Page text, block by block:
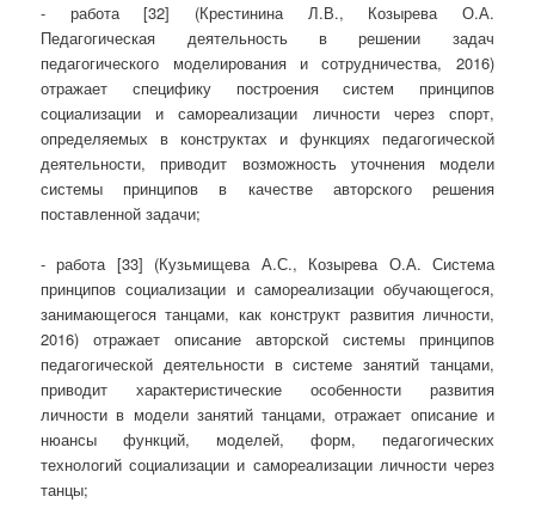
- работа [32] (Крестинина Л.В., Козырева О.А.
Педагогическая деятельность в решении задач
педагогического моделирования и сотрудничества, 2016)
отражает специфику построения систем принципов
социализации и самореализации личности через спорт,
определяемых в конструктах и функциях педагогической
деятельности, приводит возможность уточнения модели
системы принципов в качестве авторского решения
поставленной задачи;
- работа [33] (Кузьмищева А.С., Козырева О.А. Система
принципов социализации и самореализации обучающегося,
занимающегося танцами, как конструкт развития личности,
2016) отражает описание авторской системы принципов
педагогической деятельности в системе занятий танцами,
приводит характеристические особенности развития
личности в модели занятий танцами, отражает описание и
нюансы функций, моделей, форм, педагогических
технологий социализации и самореализации личности через
танцы;